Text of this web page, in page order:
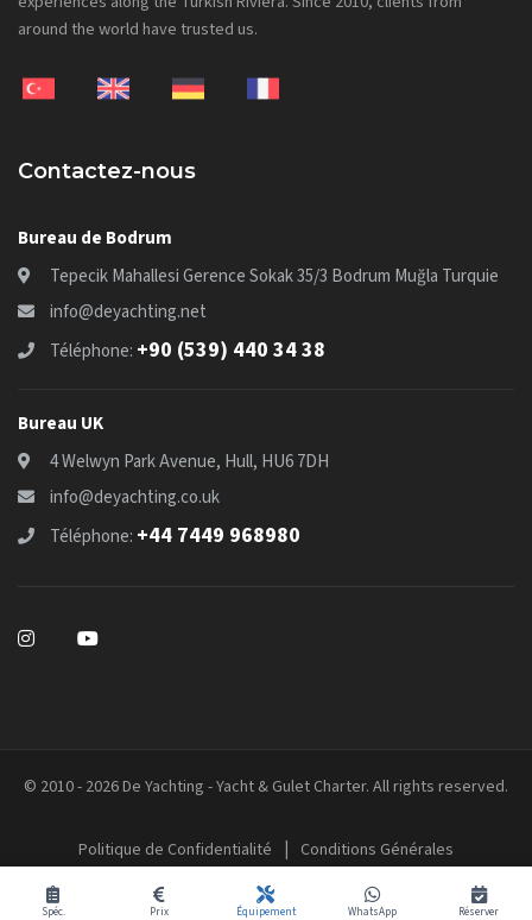
Spéc. Prix Équipement WhatsApp Réserver
around the world have trusted us.
Contactez-nous
Bureau de Bodrum
Tepecik Mahallesi Gerence Sokak 35/3 Bodrum Muğla Turquie
info@deyachting.net
Téléphone: +90 (539) 440 34 38
Bureau UK
4 Welwyn Park Avenue, Hull, HU6 7DH
info@deyachting.co.uk
Téléphone: +44 7449 968980
© 2010 - 2026 De Yachting - Yacht & Gulet Charter. All rights reserved.
Politique de Confidentialité | Conditions Générales